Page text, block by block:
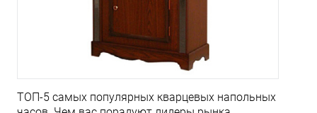
ТОП-5 самых популярных кварцевых напольных